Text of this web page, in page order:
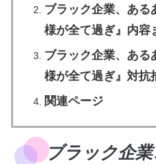
ブラック企業、ある
様が全て過ぎ』内容
ブラック企業、ある
様が全て過ぎ』対抗
関連ページ
ブラック企